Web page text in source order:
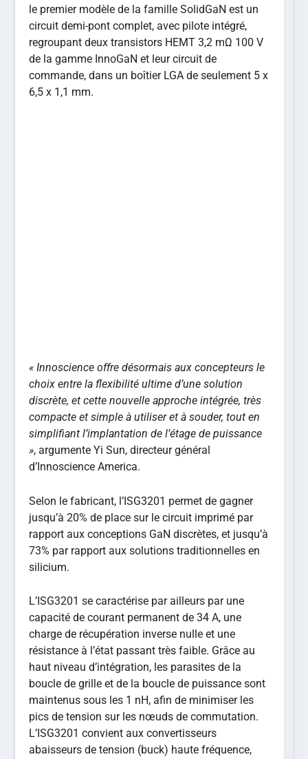
le premier modèle de la famille SolidGaN est un
circuit demi-pont complet, avec pilote intégré,
regroupant deux transistors HEMT 3,2 mΩ 100 V
de la gamme InnoGaN et leur circuit de
commande, dans un boîtier LGA de seulement 5 x
6,5 x 1,1 mm.
« Innoscience offre désormais aux concepteurs le
choix entre la flexibilité ultime d’une solution
discrète, et cette nouvelle approche intégrée, très
compacte et simple à utiliser et à souder, tout en
simplifiant l’implantation de l’étage de puissance
», argumente Yi Sun, directeur général
d’Innoscience America.
Selon le fabricant, l’ISG3201 permet de gagner
jusqu’à 20% de place sur le circuit imprimé par
rapport aux conceptions GaN discrètes, et jusqu’à
73% par rapport aux solutions traditionnelles en
silicium.
L’ISG3201 se caractérise par ailleurs par une
capacité de courant permanent de 34 A, une
charge de récupération inverse nulle et une
résistance à l’état passant très faible. Grâce au
haut niveau d’intégration, les parasites de la
boucle de grille et de la boucle de puissance sont
maintenus sous les 1 nH, afin de minimiser les
pics de tension sur les nœuds de commutation.
L’ISG3201 convient aux convertisseurs
abaisseurs de tension (buck) haute fréquence,